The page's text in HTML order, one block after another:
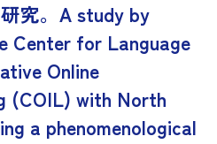
究。A study by
Center for Language
Online
(COIL) with North
a phenomenological